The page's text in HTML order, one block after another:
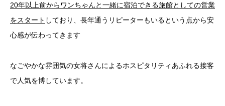
20年以上前からワンちゃんと一緒に宿泊できる旅館としての営業
をスタート しており、長年通うリピーターもいるという点から安
心感が伝わってきます
なごやかな雰囲気の女将さんによるホスピタリティあふれる接客
で人気を博しています。